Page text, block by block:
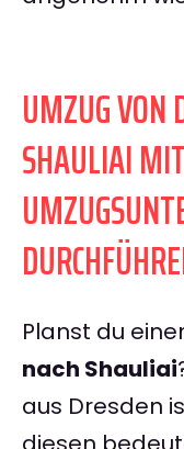
UMZUG VON
SHAULIAI
Planst du
nach Shauliai
aus Dresden